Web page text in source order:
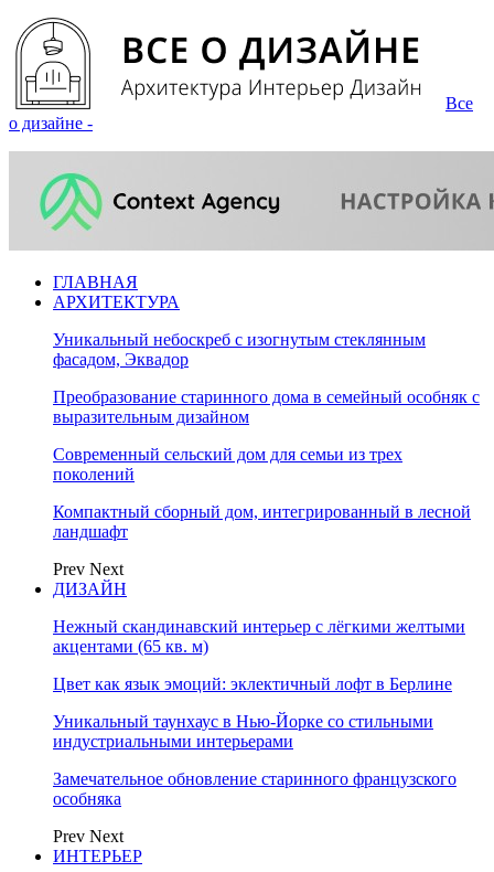
Все
о дизайне -
ГЛАВНАЯ
АРХИТЕКТУРА
Уникальный небоскреб с изогнутым стеклянным
фасадом, Эквадор
Преобразование старинного дома в семейный особняк с
выразительным дизайном
Современный сельский дом для семьи из трех
поколений
Компактный сборный дом, интегрированный в лесной
ландшафт
Prev Next
ДИЗАЙН
Нежный скандинавский интерьер с лёгкими желтыми
акцентами (65 кв. м)
Цвет как язык эмоций: эклектичный лофт в Берлине
Уникальный таунхаус в Нью-Йорке со стильными
индустриальными интерьерами
Замечательное обновление старинного французского
особняка
Prev Next
ИНТЕРЬЕР